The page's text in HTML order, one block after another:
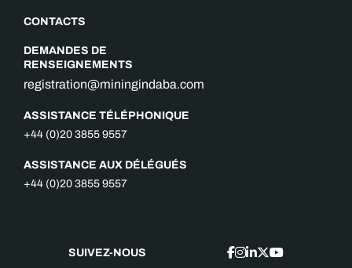
CONTACTS
DEMANDES DE
RENSEIGNEMENTS
registration@miningindaba.com
ASSISTANCE TÉLÉPHONIQUE
+44 (0)20 3855 9557
ASSISTANCE AUX DÉLÉGUÉS
+44 (0)20 3855 9557
SUIVEZ-NOUS